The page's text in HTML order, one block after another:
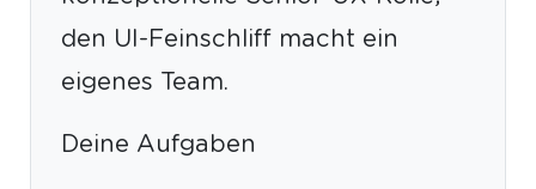
den UI-Feinschliff macht ein
eigenes Team.
Deine Aufgaben